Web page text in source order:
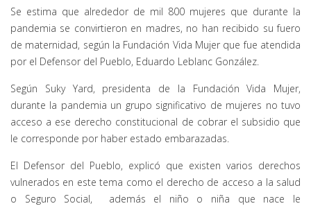
Se estima que alrededor de mil 800 mujeres que durante la
pandemia se convirtieron en madres, no han recibido su fuero
de maternidad, según la Fundación Vida Mujer que fue atendida
por el Defensor del Pueblo, Eduardo Leblanc González.
Según Suky Yard, presidenta de la Fundación Vida Mujer,
durante la pandemia un grupo significativo de mujeres no tuvo
acceso a ese derecho constitucional de cobrar el subsidio que
le corresponde por haber estado embarazadas.
El Defensor del Pueblo, explicó que existen varios derechos
vulnerados en este tema como el derecho de acceso a la salud
o Seguro Social, además el niño o niña que nace le